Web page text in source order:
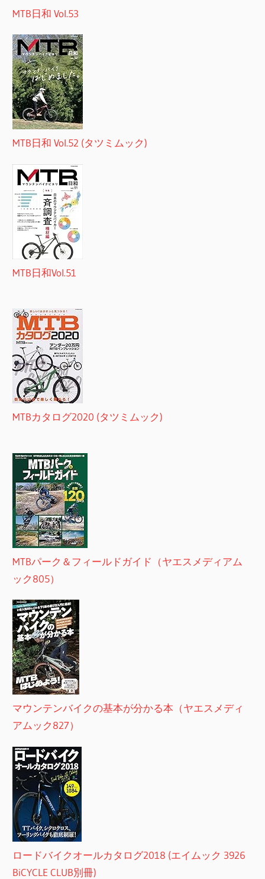
MTB日和 Vol.53
MTB日和 Vol.52 (タツミムック)
MTB日和Vol.51
MTBカタログ2020 (タツミムック)
MTBパーク＆フィールドガイド（ヤエスメディアム
ック805）
マウンテンバイクの基本が分かる本（ヤエスメディ
アムック827）
ロードバイクオールカタログ2018 (エイムック 3926
BiCYCLE CLUB別冊)